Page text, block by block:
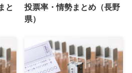
と
投票率・情勢まとめ（長野
県）